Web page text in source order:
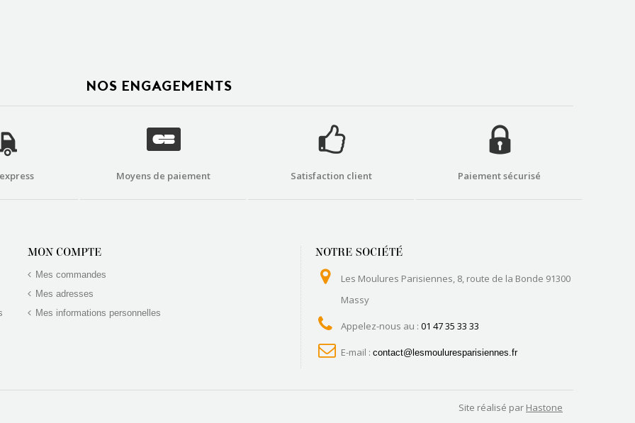
NOS ENGAGEMENTS
Moyens de paiement Satisfaction client Paiement sécurisé
MON COMPTE
Mes commandes
Mes adresses
Mes informations personnelles
NOTRE SOCIÉTÉ
Les Moulures Parisiennes, 8, route de la Bonde 91300
Massy
Appelez-nous au : 01 47 35 33 33
E-mail : contact@lesmouluresparisiennes.fr
Site réalisé par Hastone